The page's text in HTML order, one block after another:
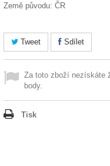
Země původu: ČR
Tweet Sdílet
Za toto zboží nezískáte
body.
Tisk